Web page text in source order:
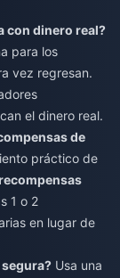
con dinero real?
para los
vez regresan.
el dinero real.
de
práctico de
1 o 2
en lugar de
Usa una